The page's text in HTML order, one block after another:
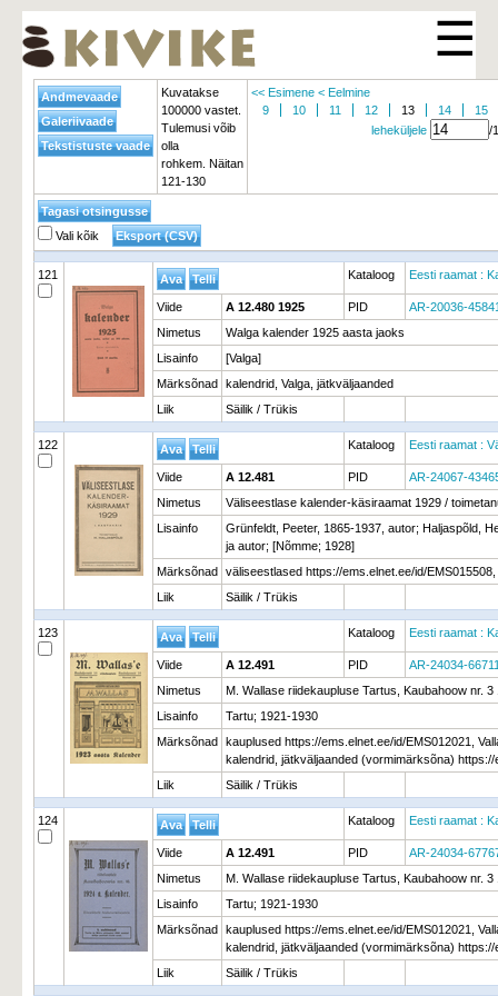
☰
Kuvatakse
100000 vastet.
Tulemusi võib
olla
rohkem. Näitan
121-130
<< Esimene < Eelmine
9
10 11 12 13 14
15
leheküljele
/
Vali kõik
121 Kataloog Eesti raamat :
Viide A 12.480 1925 PID
AR-20036-
Nimetus
Walga kalender 1925 aasta jaoks
Lisainfo
[Valga]
Märksõnad kalendrid, Valga, jätkväljaanded
Liik
Säilik / Trükis
122 Kataloog Eesti raamat :
Viide A 12.481 PID
AR-24067-
Nimetus
Väliseestlase kalender-käsiraamat 1929 /
Lisainfo
Grünfeldt, Peeter, 1865-1937, autor; Haljaspõld,
ja autor; [Nõmme; 1928]
Märksõnad väliseestlased https://ems.elnet.ee/id/
Liik
Säilik / Trükis
123 Kataloog Eesti raamat :
Viide A 12.491 PID
AR-24034-
Nimetus
M. Wallase riidekaupluse Tartus, Kaubahoow nr. 3
Lisainfo
Tartu; 1921-1930
Märksõnad kauplused https://ems.elnet.ee/id/EMS012021,
kalendrid, jätkväljaanded (vormimärksõna)
Liik
Säilik / Trükis
124 Kataloog Eesti raamat :
Viide A 12.491 PID
AR-24034-
Nimetus
M. Wallase riidekaupluse Tartus, Kaubahoow nr. 3
Lisainfo
Tartu; 1921-1930
Märksõnad kauplused https://ems.elnet.ee/id/EMS012021,
kalendrid, jätkväljaanded (vormimärksõna)
Liik
Säilik / Trükis